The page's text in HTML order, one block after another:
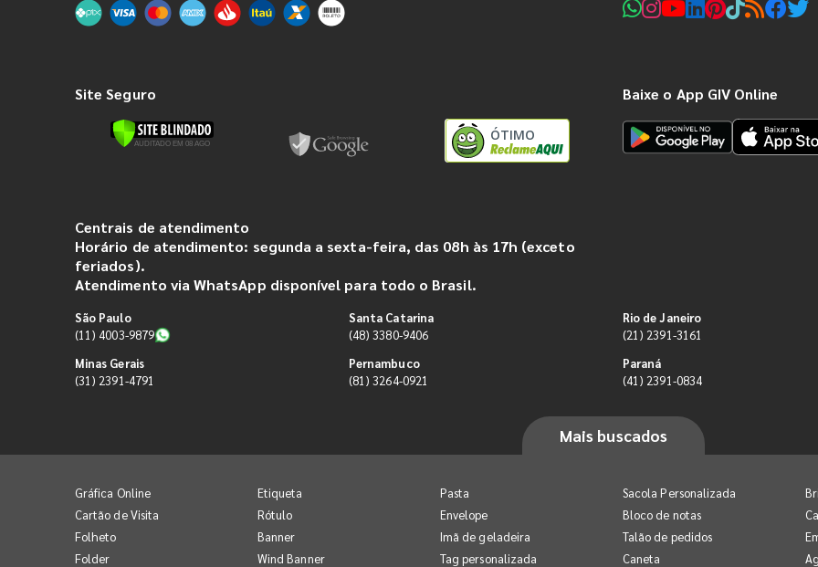
Site Seguro
ÓTIMO
Baixe o App GIV Online
Centrais de atendimento
Horário de atendimento: segunda a sexta-feira, das 08h às 17h (exceto
feriados).
Atendimento via WhatsApp disponível para todo o Brasil.
São Paulo
(11) 4003-9879
Minas Gerais
(31) 2391-4791
Santa Catarina
(48) 3380-9406
Pernambuco
(81) 3264-0921
Rio de Janeiro
(21) 2391-3161
Paraná
(41) 2391-0834
Mais buscados
Gráfica Online
Cartão de Visita
Folheto
Folder
Etiqueta
Rótulo
Banner
Wind Banner
Pasta
Envelope
Imã de geladeira
Tag personalizada
Sacola Personalizada
Bloco de notas
Talão de pedidos
Caneta